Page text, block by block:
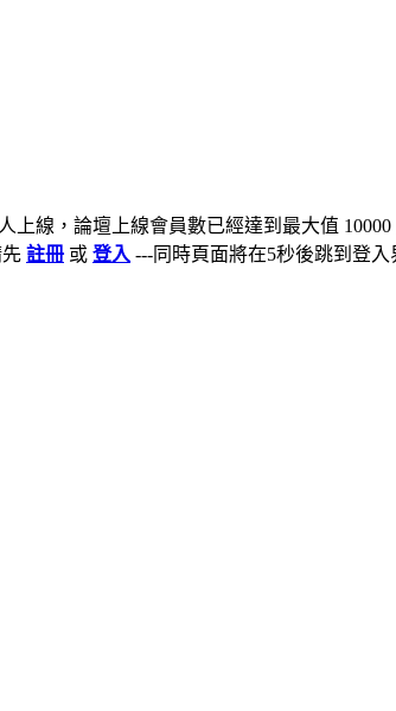
上線，論壇上線會員數已經達到最大值
註冊 或 登入 ---同時頁面將在5秒後跳到登入